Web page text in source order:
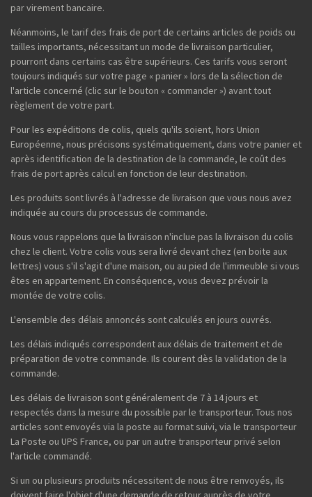
par virement bancaire.
Néanmoins, le tarif des frais de port de certains articles de poids ou
tailles importants, nécessitant un mode de livraison particulier,
pourront dans certains cas être supérieurs. Ces tarifs vous seront
toujours indiqués sur votre page « panier » lors de la sélection de
l'article concerné (clic sur le bouton « commander ») avant tout
règlement de votre part.
Pour les expéditions de colis, quels qu'ils soient, hors Union
Européenne, nous précisons systématiquement, dans votre panier et
après identification de la destination de la commande, le coût des
frais de port après calcul en fonction de leur destination.
Les produits sont livrés à l'adresse de livraison que vous nous avez
indiquée au cours du processus de commande.
Nous vous rappelons que la livraison n'inclue pas la livraison du colis
chez le client. Votre colis vous sera livré devant chez (en boite aux
lettres) vous s'il s'agit d'une maison, ou au pied de l'immeuble si vous
êtes en appartement. En conséquence, vous devez prévoir la
montée de votre colis.
L'ensemble des délais annoncés sont calculés en jours ouvrés.
Les délais indiqués correspondent aux délais de traitement et de
préparation de votre commande. Ils courent dès la validation de la
commande.
Les délais de livraison sont généralement de 7 à 14 jours et
respectés dans la mesure du possible par le transporteur. Tous nos
articles sont envoyés via la poste au format suivi, via le transporteur
La Poste ou UPS France, ou par un autre transporteur privé selon
l'article commandé.
Si un ou plusieurs produits nécessitent de nous être renvoyés, ils